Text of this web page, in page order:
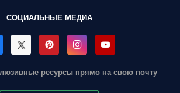
СОЦИАЛЬНЫЕ МЕДИА
ресурсы прямо на свою почту